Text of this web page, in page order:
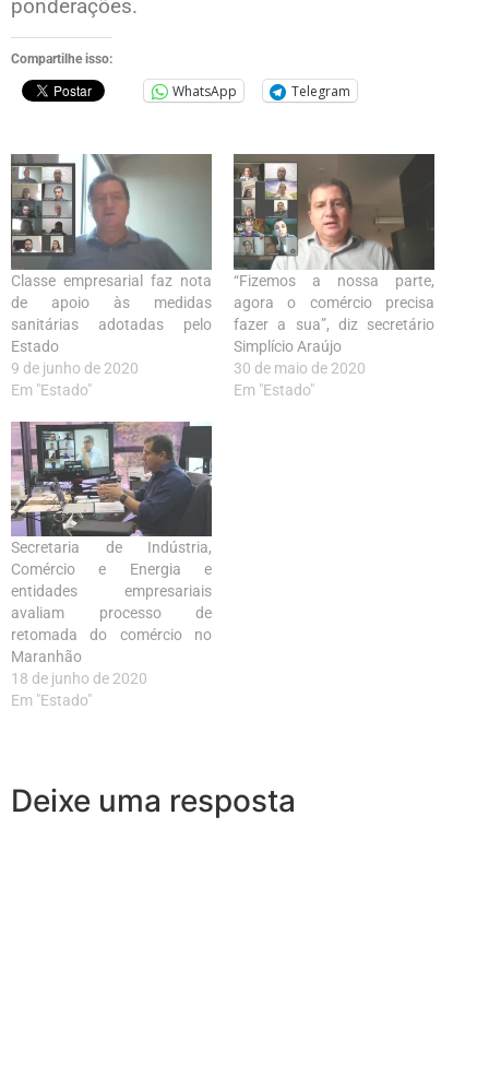
ponderações.
Compartilhe isso:
WhatsApp Telegram
Classe empresarial faz nota
de apoio às medidas
sanitárias adotadas pelo
Estado
9 de junho de 2020
Em "Estado"
“Fizemos a nossa parte,
agora o comércio precisa
fazer a sua”, diz secretário
Simplício Araújo
30 de maio de 2020
Em "Estado"
Secretaria de Indústria,
Comércio e Energia e
entidades empresariais
avaliam processo de
retomada do comércio no
Maranhão
18 de junho de 2020
Em "Estado"
Deixe uma resposta